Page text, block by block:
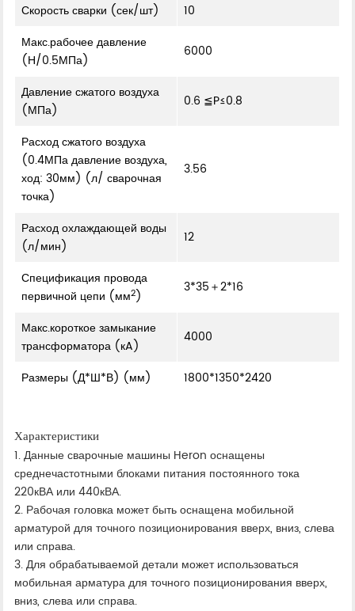
Скорость сварки (сек/шт)
10
Макс.рабочее давление
(Н/0.5МПа)
6000
Давление сжатого воздуха
(МПа)
0.6 ≦P≤0.8
Расход сжатого воздуха
(0.4МПа давление воздуха,
ход: 30мм) (л/ сварочная
точка)
3.56
Расход охлаждающей воды
(л/мин)
12
Спецификация провода
первичной цепи (мм2)
3*35＋2*16
Макс.короткое замыкание
трансформатора (кA)
4000
Размеры (Д*Ш*В) (мм) 1800*1350*2420
Характеристики
1. Данные сварочные машины Heron оснащены
среднечастотными блоками питания постоянного тока
220кВА или 440кВА.
2. Рабочая головка может быть оснащена мобильной
арматурой для точного позиционирования вверх, вниз, слева
или справа.
3. Для обрабатываемой детали может использоваться
мобильная арматура для точного позиционирования вверх,
вниз, слева или справа.